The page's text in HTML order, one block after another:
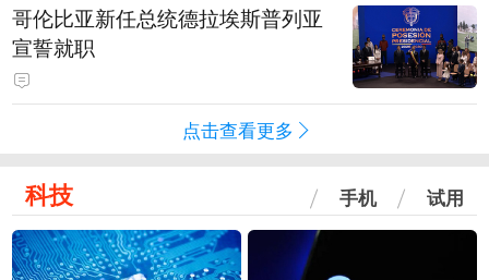
哥伦比亚新任总统德拉埃斯普列亚
宣誓就职
点击查看更多
科技 手机 试用